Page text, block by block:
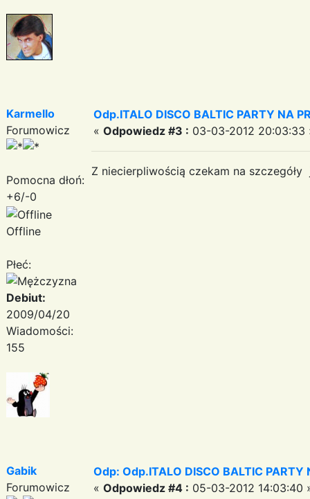
Karmello
Forumowicz
Pomocna dłoń:
+6/-0
Offline
Płeć:
Debiut:
2009/04/20
Wiadomości:
155
Odp.ITALO DISCO BALTIC PARTY NA
« Odpowiedz #3 : 03-03-2012 20:03:33
Z niecierpliwością czekam na
Gabik
Forumowicz
Odp: Odp.ITALO DISCO BALTIC PARTY
« Odpowiedz #4 : 05-03-2012 14:03:40